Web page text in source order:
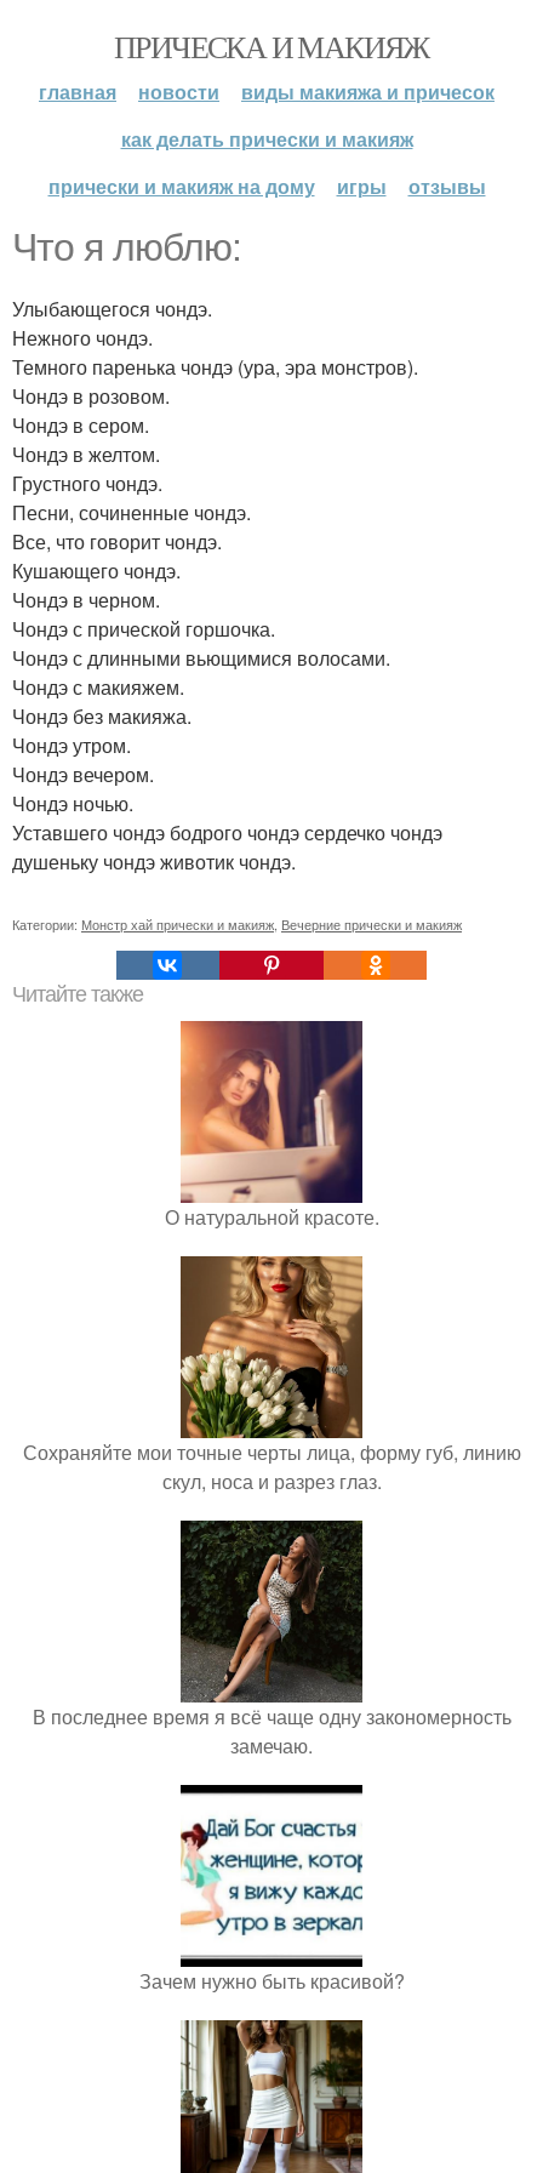
ПРИЧЕСКА И МАКИЯЖ
главная новости
виды макияжа и причесок
как делать прически и макияж
прически и макияж на дому
игры отзывы
Что я люблю:
Улыбающегося чондэ.
Нежного чондэ.
Темного паренька чондэ (ура, эра монстров).
Чондэ в розовом.
Чондэ в сером.
Чондэ в желтом.
Грустного чондэ.
Песни, сочиненные чондэ.
Все, что говорит чондэ.
Кушающего чондэ.
Чондэ в черном.
Чондэ с прической горшочка.
Чондэ с длинными вьющимися волосами.
Чондэ с макияжем.
Чондэ без макияжа.
Чондэ утром.
Чондэ вечером.
Чондэ ночью.
Уставшего чондэ бодрого чондэ сердечко чондэ
душеньку чондэ животик чондэ.
Категории: Монстр хай прически и макияж Вечерние прически и макияж
Читайте также
О натуральной красоте.
Сохраняйте мои точные черты лица, форму губ, линию
скул, носа и разрез глаз.
В последнее время я всё чаще одну закономерность
замечаю.
Зачем нужно быть красивой?